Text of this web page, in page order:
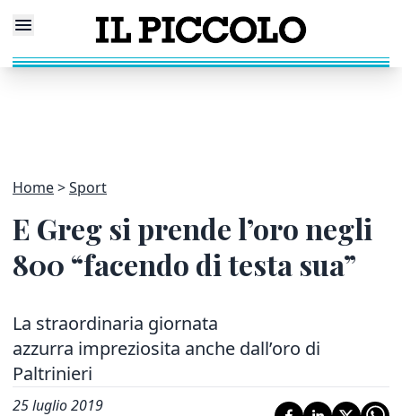
Home Sport
E Greg si prende l’oro negli
800 “facendo di testa sua”
La straordinaria giornata
azzurra impreziosita anche dall’oro di
Paltrinieri
25 luglio 2019